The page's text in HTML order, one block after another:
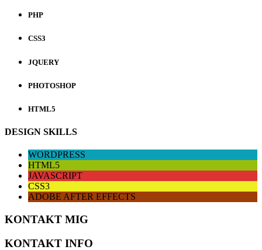
PHP
CSS3
JQUERY
PHOTOSHOP
HTML5
DESIGN SKILLS
WORDPRESS
HTML5
JAVASCRIPT
CSS3
ADOBE AFTER EFFECTS
KONTAKT MIG
KONTAKT INFO